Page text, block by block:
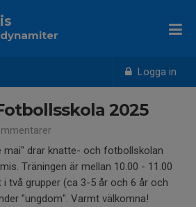
Logga in
2025
mai" drar knatte- och fotbollskolan
Träningen är mellan 10.00 - 11.00
två grupper (ca 3-5 år och 6 år och
"ungdom". Varmt välkomna!